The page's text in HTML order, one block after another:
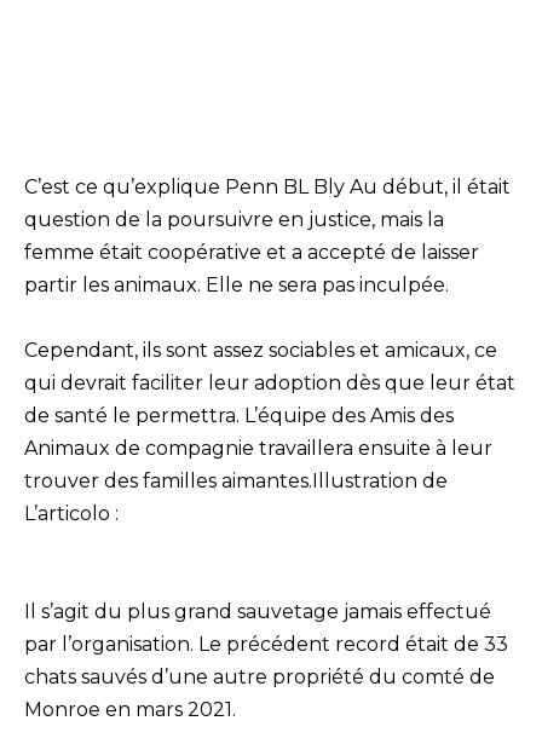
C’est ce qu’explique Penn BL Bly Au début, il était
question de la poursuivre en justice, mais la
femme était coopérative et a accepté de laisser
partir les animaux. Elle ne sera pas inculpée.
Cependant, ils sont assez sociables et amicaux, ce
qui devrait faciliter leur adoption dès que leur état
de santé le permettra. L’équipe des Amis des
Animaux de compagnie travaillera ensuite à leur
trouver des familles aimantes.Illustration de
L’articolo :
Il s’agit du plus grand sauvetage jamais effectué
par l’organisation. Le précédent record était de 33
chats sauvés d’une autre propriété du comté de
Monroe en mars 2021.